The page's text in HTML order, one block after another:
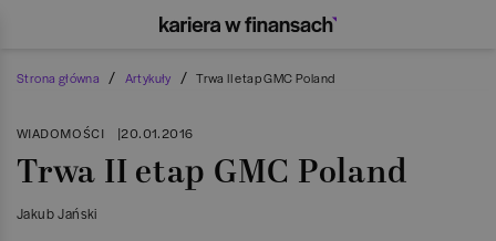
Strona główna / Artykuły / Trwa II etap GMC Poland
WIADOMOŚCI |20.01.2016
Trwa II etap GMC Poland
Jakub Jański